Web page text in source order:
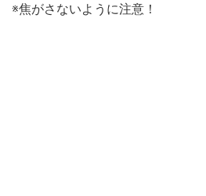
※焦がさないように注意！